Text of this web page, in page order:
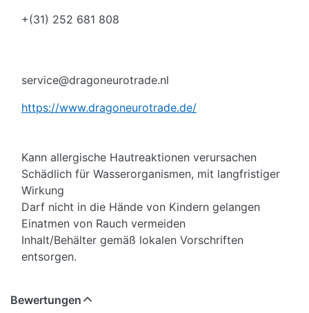
+(31) 252 681 808
service@dragoneurotrade.nl
https://www.dragoneurotrade.de/
Kann allergische Hautreaktionen verursachen
Schädlich für Wasserorganismen, mit langfristiger
Wirkung
Darf nicht in die Hände von Kindern gelangen
Einatmen von Rauch vermeiden
Inhalt/Behälter gemäß lokalen Vorschriften
entsorgen.
Bewertungen